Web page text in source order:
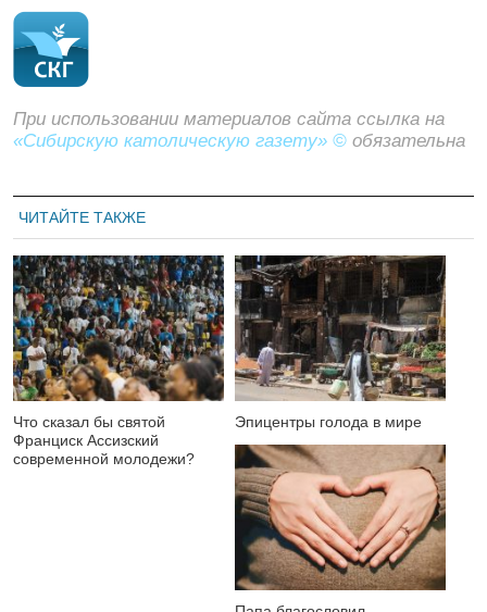
При использовании материалов сайта ссылка на
«Сибирскую католическую газету» © обязательна
ЧИТАЙТЕ ТАКЖЕ
Что сказал бы святой
Франциск Ассизский
современной молодежи?
Эпицентры голода в мире